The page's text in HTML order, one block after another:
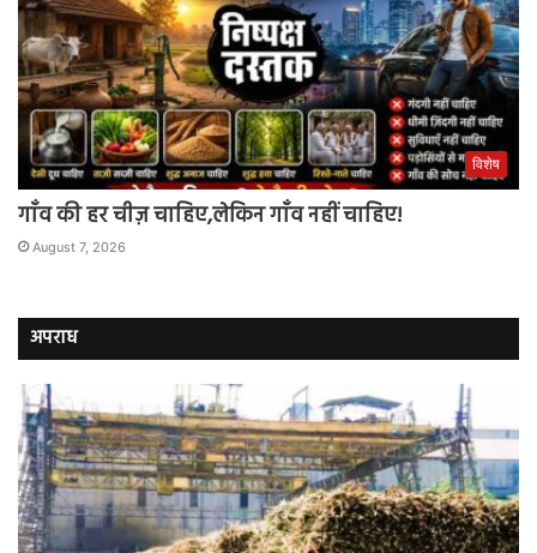
विशेष
गाँव की हर चीज़ चाहिए,लेकिन गाँव नहीं चाहिए!
August 7, 2026
अपराध